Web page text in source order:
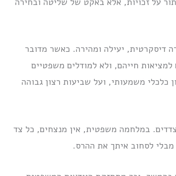
דיסקרטית, יעילה ומהירה. כאשר מדובר
חייהם, ולא למודלים משפטיים
כלכלי משמעותי, ועל שביעות רצון גבוהה
במלחמה משפטית, אין מנצחים, כל צד
לסחוב איתך את ההרס.